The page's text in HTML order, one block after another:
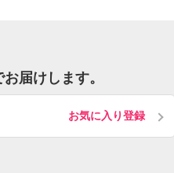
届けします。
お気に入り登録